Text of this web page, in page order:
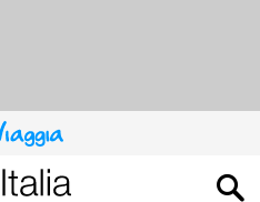
QUESTO
SITO
CONTRIBUISCE
ALL’AUDIENCE
DI